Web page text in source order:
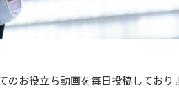
お役立ち動画を毎日投稿しており